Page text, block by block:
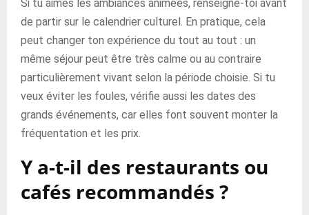
Si tu aimes les ambiances animées, renseigne-toi avant
de partir sur le calendrier culturel. En pratique, cela
peut changer ton expérience du tout au tout : un
même séjour peut être très calme ou au contraire
particulièrement vivant selon la période choisie. Si tu
veux éviter les foules, vérifie aussi les dates des
grands événements, car elles font souvent monter la
fréquentation et les prix.
Y a-t-il des restaurants ou
cafés recommandés ?